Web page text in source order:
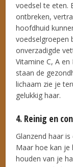
voedsel te eten.
ontbreken,
hoofdhuid
voedselgroepen
onverzadigde
Vitamine C, A
staan de
lichaam zie je
gelukkig haar.
4. Reinig en
Glanzend haar
Maar hoe kan je
houden van je